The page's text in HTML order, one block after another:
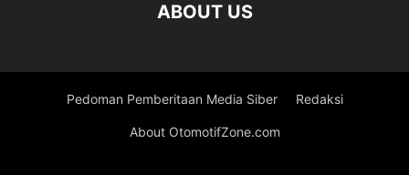
ABOUT US
Pedoman Pemberitaan Media Siber Redaksi
About OtomotifZone.com